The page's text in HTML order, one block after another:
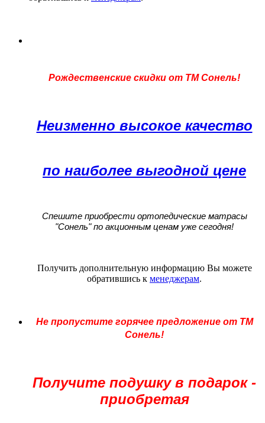
Рождественские скидки от ТМ Сонель!
Неизменно высокое качество
по наиболее выгодной цене
Спешите приобрести ортопедические матрасы
"Сонель" по акционным ценам уже сегодня!
Получить дополнительную информацию Вы можете
обратившись к менеджерам.
Не пропустите горячее предложение от ТМ
Сонель!
Получите подушку в подарок -
приобретая